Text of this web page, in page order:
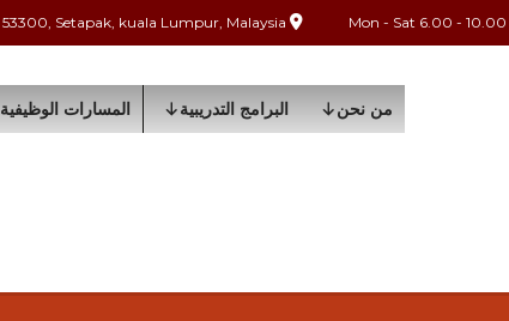
من نحن البرامج التدريبية المسارات الوظيفية